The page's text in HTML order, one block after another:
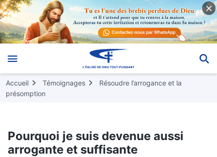
Accueil Témoignages
Résoudre l’arrogance et la
présomption
Pourquoi je suis devenue aussi
arrogante et suffisante